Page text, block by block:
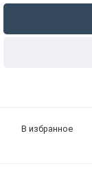
В избранное